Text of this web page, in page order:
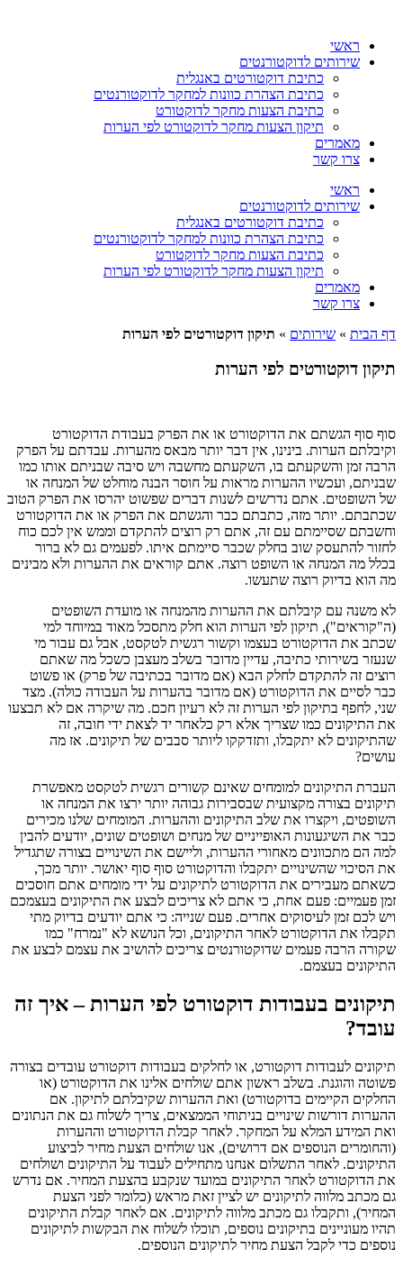
ראשי
שירותים לדוקטורנטים
כתיבת דוקטורטים באנגלית
כתיבת הצהרת כוונות למחקר לדוקטורנטים
כתיבת הצעות מחקר לדוקטורט
תיקון הצעות מחקר לדוקטורט לפי הערות
מאמרים
צרו קשר
ראשי
שירותים לדוקטורנטים
כתיבת דוקטורטים באנגלית
כתיבת הצהרת כוונות למחקר לדוקטורנטים
כתיבת הצעות מחקר לדוקטורט
תיקון הצעות מחקר לדוקטורט לפי הערות
מאמרים
צרו קשר
דף הבית » שירותים » תיקון דוקטורטים לפי הערות
תיקון דוקטורטים לפי הערות
סוף סוף הגשתם את הדוקטורט או את הפרק בעבודת הדוקטורט
וקיבלתם הערות. בינינו, אין דבר יותר מבאס מהערות. עבדתם על הפרק
הרבה זמן והשקעתם בו, השקעתם מחשבה ויש סיבה שבניתם אותו כמו
שבניתם, ועכשיו ההערות מראות על חוסר הבנה מוחלט של המנחה או
של השופטים. אתם נדרשים לשנות דברים שפשוט יהרסו את הפרק הטוב
שכתבתם. יותר מזה, כתבתם כבר והגשתם את הפרק או את הדוקטורט
וחשבתם שסיימתם עם זה, אתם רק רוצים להתקדם וממש אין לכם כוח
לחזור להתעסק שוב בחלק שכבר סיימתם איתו. לפעמים גם לא ברור
בכלל מה המנחה או השופט רוצה. אתם קוראים את ההערות ולא מבינים
מה הוא בדיוק רוצה שתעשו.
לא משנה עם קיבלתם את ההערות מהמנחה או מועדת השופטים
(ה"קוראים"), תיקון לפי הערות הוא חלק מתסכל מאוד במיוחד למי
שכתב את הדוקטורט בעצמו וקשור רגשית לטקסט, אבל גם עבור מי
שנעזר בשירותי כתיבה, עדיין מדובר בשלב מעצבן כשכל מה שאתם
רוצים זה להתקדם לחלק הבא (אם מדובר בכתיבה של פרק) או פשוט
כבר לסיים את הדוקטורט (אם מדובר בהערות על העבודה כולה). מצד
שני, לחפף בתיקון לפי הערות זה לא רעיון חכם. מה שיקרה אם לא תבצעו
את התיקונים כמו שצריך אלא רק כלאחר יד לצאת ידי חובה, זה
שהתיקונים לא יתקבלו, ותזדקקו ליותר סבבים של תיקונים. אז מה
עושים?
העברת התיקונים למומחים שאינם קשורים רגשית לטקסט מאפשרת
תיקונים בצורה מקצועית שבסבירות גבוהה יותר ירצו את המנחה או
השופטים, ויקצרו את שלב התיקונים וההערות. המומחים שלנו מכירים
כבר את השיגעונות האופייניים של מנחים ושופטים שונים, יודעים להבין
למה הם מתכוונים מאחורי ההערות, וליישם את השינויים בצורה שתגדיל
את הסיכוי שהשינויים יתקבלו והדוקטורט סוף סוף יאושר. יותר מכך,
כשאתם מעבירים את הדוקטורט לתיקונים על ידי מומחים אתם חוסכים
זמן פעמיים: פעם אחת, כי אתם לא צריכים לבצע את התיקונים בעצמכם
ויש לכם זמן לעיסוקים אחרים. פעם שנייה: כי אתם יודעים בדיוק מתי
תקבלו את הדוקטורט לאחר התיקונים, וכל הנושא לא "נמרח" כמו
שקורה הרבה פעמים שדוקטורנטים צריכים להושיב את עצמם לבצע את
התיקונים בעצמם.
תיקונים בעבודות דוקטורט לפי הערות – איך זה
עובד?
תיקונים לעבודות דוקטורט, או לחלקים בעבודות דוקטורט עובדים בצורה
פשוטה והוגנת. בשלב ראשון אתם שולחים אלינו את הדוקטורט (או
החלקים הקיימים בדוקטורט) ואת ההערות שקיבלתם לתיקון. אם
ההערות דורשות שינויים בניתוחי הממצאים, צריך לשלוח גם את הנתונים
ואת המידע המלא על המחקר. לאחר קבלת הדוקטורט וההערות
(והחומרים הנוספים אם דרושים), אנו שולחים הצעת מחיר לביצוע
התיקונים. לאחר התשלום אנחנו מתחילים לעבוד על התיקונים ושולחים
את הדוקטורט לאחר התיקונים במועד שנקבע בהצעת המחיר. אם נדרש
גם מכתב מלווה לתיקונים יש לציין זאת מראש (כלומר לפני הצעת
המחיר), ותקבלו גם מכתב מלווה לתיקונים. אם לאחר קבלת התיקונים
תהיו מעוניינים בתיקונים נוספים, תוכלו לשלוח את הבקשות לתיקונים
נוספים כדי לקבל הצעת מחיר לתיקונים הנוספים.